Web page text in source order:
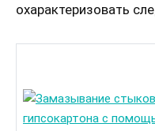
охарактеризовать